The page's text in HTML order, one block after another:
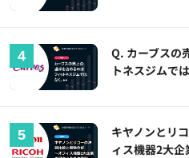
Q. カーブスの
トネスジム
キヤノンとリ
ィス機器2大